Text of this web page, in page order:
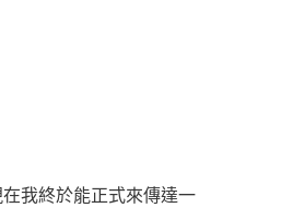
我終於能正式來傳達一